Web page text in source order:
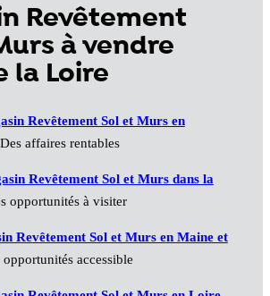
Revêtement
à vendre
la Loire
Revêtement Sol et Murs en
affaires rentables
Revêtement Sol et Murs dans la
opportunités à visiter
Revêtement Sol et Murs en Maine et
accessible